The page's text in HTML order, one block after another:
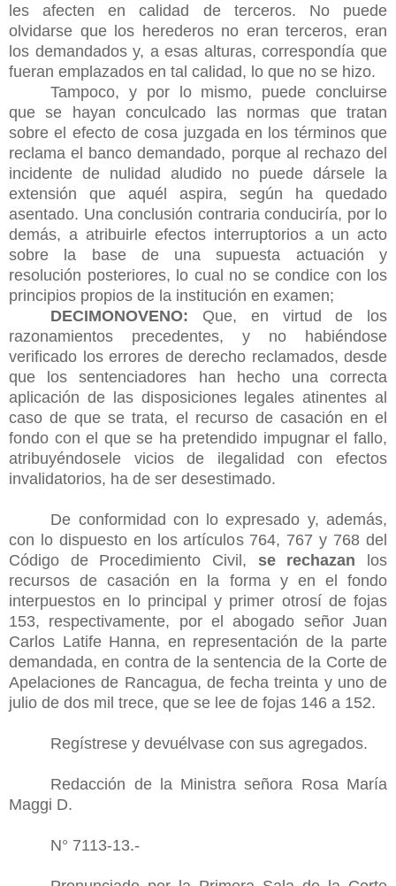
les afecten en calidad de terceros. No puede
olvidarse que los herederos no eran terceros, eran
los demandados y, a esas alturas, correspondía que
fueran emplazados en tal calidad, lo que no se hizo.
Tampoco, y por lo mismo, puede concluirse
que se hayan conculcado las normas que tratan
sobre el efecto de cosa juzgada en los términos que
reclama el banco demandado, porque al rechazo del
incidente de nulidad aludido no puede dársele la
extensión que aquél aspira, según ha quedado
asentado. Una conclusión contraria conduciría, por lo
demás, a atribuirle efectos interruptorios a un acto
sobre la base de una supuesta actuación y
resolución posteriores, lo cual no se condice con los
principios propios de la institución en examen;
DECIMONOVENO: Que, en virtud de los
razonamientos precedentes, y no habiéndose
verificado los errores de derecho reclamados, desde
que los sentenciadores han hecho una correcta
aplicación de las disposiciones legales atinentes al
caso de que se trata, el recurso de casación en el
fondo con el que se ha pretendido impugnar el fallo,
atribuyéndosele vicios de ilegalidad con efectos
invalidatorios, ha de ser desestimado.
De conformidad con lo expresado y, además,
con lo dispuesto en los artículos 764, 767 y 768 del
Código de Procedimiento Civil, se rechazan los
recursos de casación en la forma y en el fondo
interpuestos en lo principal y primer otrosí de fojas
153, respectivamente, por el abogado señor Juan
Carlos Latife Hanna, en representación de la parte
demandada, en contra de la sentencia de la Corte de
Apelaciones de Rancagua, de fecha treinta y uno de
julio de dos mil trece, que se lee de fojas 146 a 152.
Regístrese y devuélvase con sus agregados.
Redacción de la Ministra señora Rosa María
Maggi D.
N° 7113-13.-